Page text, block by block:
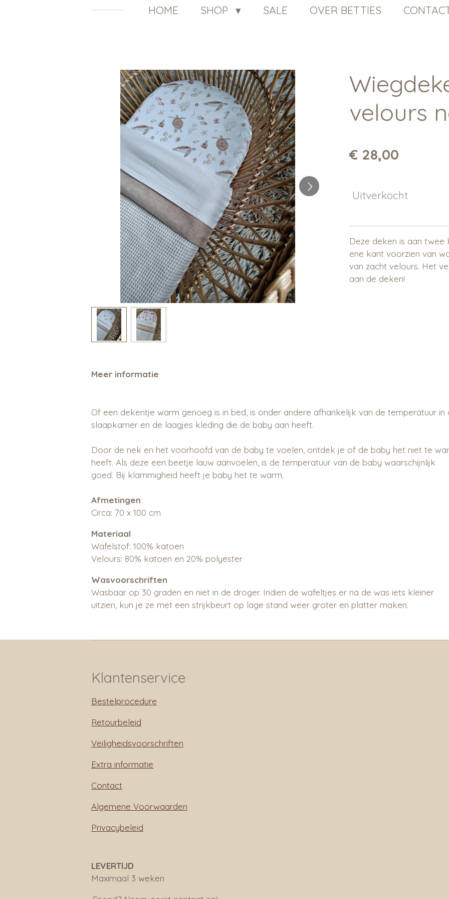
HOME SHOP SALE OVER BETTIES
velours
€ 28,00
Uitverkocht
Deze deken is aan twee
ene kant voorzien van
van zacht velours. Het
aan de deken!
Meer informatie
Of een dekentje warm genoeg is in bed, is onder andere afhankelijk van de temperatuur in
slaapkamer en de laagjes kleding die de baby aan heeft.
Door de nek en het voorhoofd van de baby te voelen, ontdek je of de baby het niet te
heeft. Als deze een beetje lauw aanvoelen, is de temperatuur van de baby waarschijnlijk
goed. Bij klammigheid heeft je baby het te warm.
Afmetingen
Circa: 70 x 100 cm
Materiaal
Wafelstof: 100% katoen
Velours: 80% katoen en 20% polyester
Wasvoorschriften
Wasbaar op 30 graden en niet in de droger. Indien de wafeltjes er na de was iets kleiner
uitzien, kun je ze met een strijkbeurt op lage stand weer groter en platter maken.
Klantenservice
Bestelprocedure
Retourbeleid
Veiligheidsvoorschriften
Extra informatie
Contact
Algemene Voorwaarden
Privacybeleid
LEVERTIJD
Maximaal 3 weken